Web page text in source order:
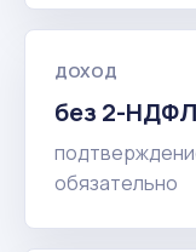
ДОХОД
без 2-НДФЛ
обязательно